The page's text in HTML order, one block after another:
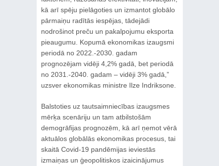
kā arī spēju pielāgoties un izmantot globālo
pārmaiņu radītās iespējas, tādejādi
nodrošinot preču un pakalpojumu eksporta
pieaugumu. Kopumā ekonomikas izaugsmi
periodā no 2022.-2030. gadam
prognozējam vidēji 4,2% gadā, bet periodā
no 2031.-2040. gadam – vidēji 3% gadā,”
uzsver ekonomikas ministre Ilze Indriksone.
Balstoties uz tautsaimniecības izaugsmes
mērķa scenāriju un tam atbilstošām
demogrāfijas prognozēm, kā arī ņemot vērā
aktuālos globālās ekonomikas procesus, tai
skaitā Covid-19 pandēmijas ieviestās
izmaiņas un ģeopolitiskos izaicinājumus